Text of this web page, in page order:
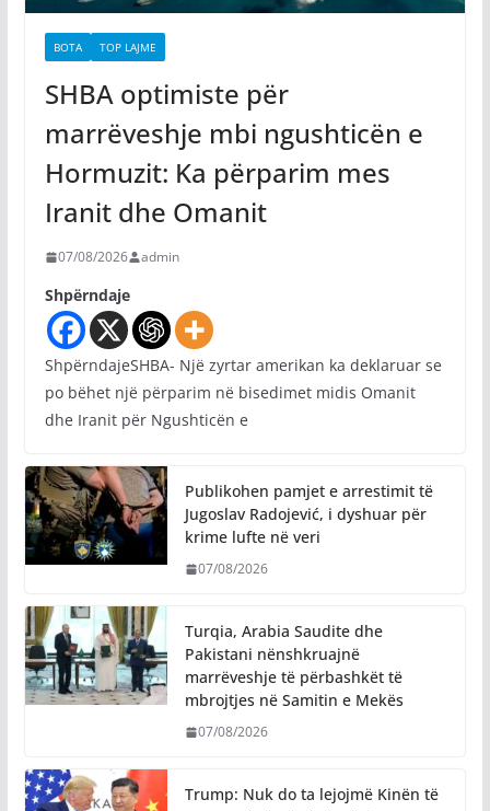
BOTA TOP LAJME
SHBA optimiste për
marrëveshje mbi ngushticën e
Hormuzit: Ka përparim mes
Iranit dhe Omanit
07/08/2026 admin
Shpërndaje
ShpërndajeSHBA- Një zyrtar amerikan ka deklaruar se
po bëhet një përparim në bisedimet midis Omanit
dhe Iranit për Ngushticën e
Publikohen pamjet e arrestimit të
Jugoslav Radojević, i dyshuar për
krime lufte në veri
07/08/2026
Turqia, Arabia Saudite dhe
Pakistani nënshkruajnë
marrëveshje të përbashkët të
mbrojtjes në Samitin e Mekës
07/08/2026
Trump: Nuk do ta lejojmë Kinën të